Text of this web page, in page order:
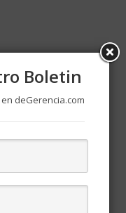
.
Boletin
deGerencia.com